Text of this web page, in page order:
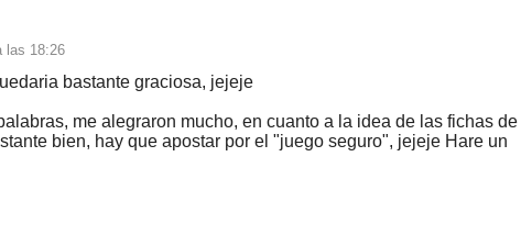
las 18:26
bastante graciosa, jejeje
me alegraron mucho, en cuanto a la idea de las fichas de
bien, hay que apostar por el "juego seguro", jejeje Hare un